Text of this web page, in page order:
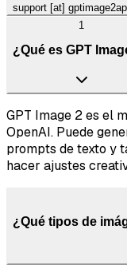
support [at]
1
¿Qué es GPT
GPT Image 2 es el
OpenAI. Puede
prompts de texto y
hacer ajustes
¿Qué tipos de